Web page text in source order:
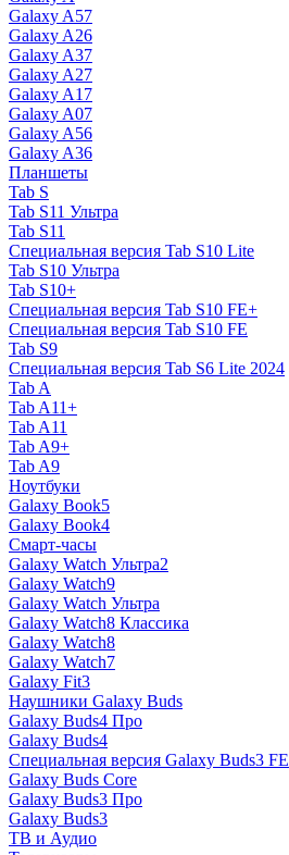
Galaxy A57
Galaxy A26
Galaxy A37
Galaxy A27
Galaxy A17
Galaxy A07
Galaxy A56
Galaxy A36
Планшеты
Tab S
Tab S11 Ультра
Tab S11
Специальная версия Tab S10 Lite
Tab S10 Ультра
Tab S10+
Специальная версия Tab S10 FE+
Специальная версия Tab S10 FE
Tab S9
Специальная версия Tab S6 Lite 2024
Tab A
Tab A11+
Tab A11
Tab A9+
Tab A9
Ноутбуки
Galaxy Book5
Galaxy Book4
Смарт-часы
Galaxy Watch Ультра2
Galaxy Watch9
Galaxy Watch Ультра
Galaxy Watch8 Классика
Galaxy Watch8
Galaxy Watch7
Galaxy Fit3
Наушники Galaxy Buds
Galaxy Buds4 Про
Galaxy Buds4
Специальная версия Galaxy Buds3 FE
Galaxy Buds Core
Galaxy Buds3 Про
Galaxy Buds3
ТВ и Аудио